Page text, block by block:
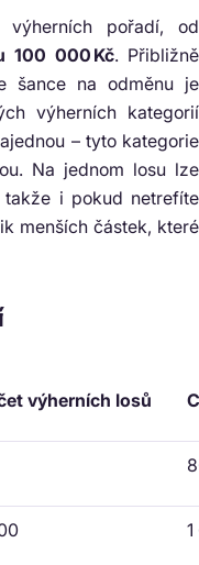
pořadí, od
100 000 Kč. Přibližně
šance na odměnu je
výherních kategorií
– tyto kategorie
Na jednom losu lze
takže i pokud netrefíte
menších částek, které
výherních losů